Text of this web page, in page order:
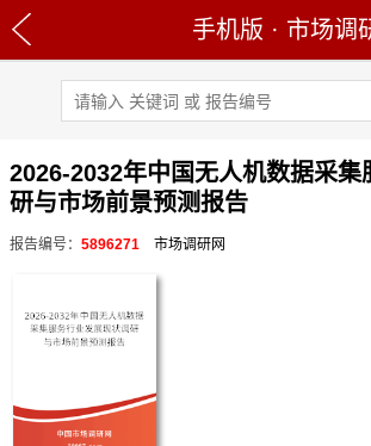
手机版 · 市场调
2026-2032年中国无人机数据采集
研与市场前景预测报告
报告编号： 5896271 市场调研网